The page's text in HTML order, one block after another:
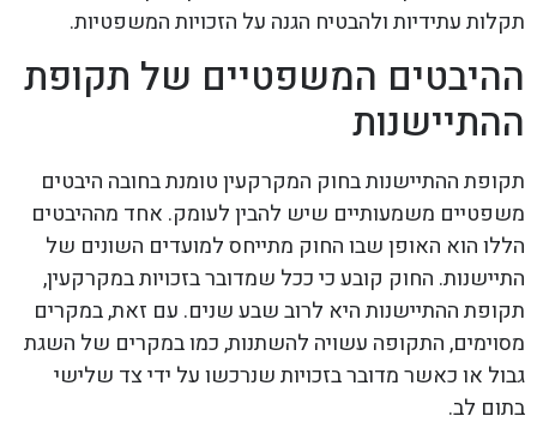
תקלות עתידיות ולהבטיח הגנה על הזכויות המשפטיות.
ההיבטים המשפטיים של תקופת
ההתיישנות
תקופת ההתיישנות בחוק המקרקעין טומנת בחובה היבטים
משפטיים משמעותיים שיש להבין לעומק. אחד מההיבטים
הללו הוא האופן שבו החוק מתייחס למועדים השונים של
התיישנות. החוק קובע כי ככל שמדובר בזכויות במקרקעין,
תקופת ההתיישנות היא לרוב שבע שנים. עם זאת, במקרים
מסוימים, התקופה עשויה להשתנות, כמו במקרים של השגת
גבול או כאשר מדובר בזכויות שנרכשו על ידי צד שלישי
בתום לב.